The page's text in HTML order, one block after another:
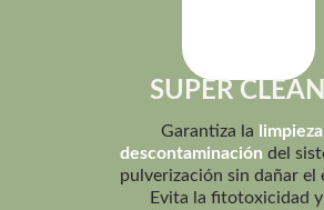
SUPER
Garantiza la
descontaminación del
pulverización sin dañar el
Evita la fitotoxicidad y